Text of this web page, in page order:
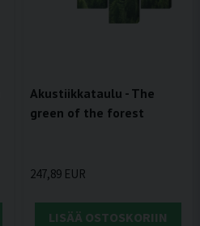
Akustiikkataulu - The
green of the forest
247,89 EUR
LISÄÄ OSTOSKORIIN